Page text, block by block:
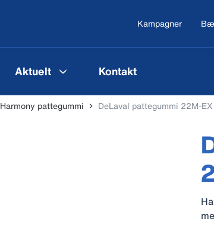
Kampagner
Aktuelt Kontakt
Harmony pattegummi DeLaval pattegummi 22M-EX